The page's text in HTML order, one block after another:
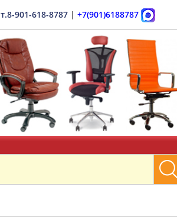
т.8-901-618-8787 | +7(901)6188787